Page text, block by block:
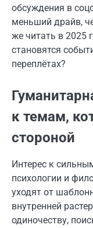
обсуждения в
меньший драйв,
же читать в 2025
становятся
переплётах?
к темам,
стороной
Интерес к
психологии и
уходят от
внутренней
одиночеству,